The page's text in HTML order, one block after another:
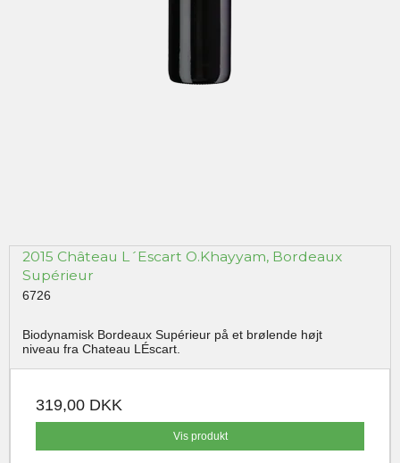
2015 Château L´Escart O.Khayyam, Bordeaux
Supérieur
6726
Biodynamisk Bordeaux Supérieur på et brølende højt
niveau fra Chateau LÉscart.
319,00 DKK
Vis produkt